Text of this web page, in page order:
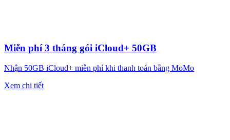
Miễn phí 3 tháng gói iCloud+ 50GB
Nhận 50GB iCloud+ miễn phí khi thanh toán bằng MoMo
Xem chi tiết